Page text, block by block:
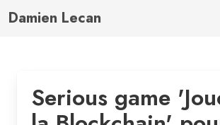
Damien Lecan
Serious game